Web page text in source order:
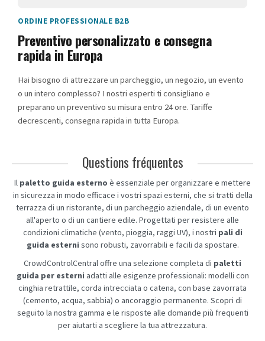
ORDINE PROFESSIONALE B2B
Preventivo personalizzato e consegna
rapida in Europa
Hai bisogno di attrezzare un parcheggio, un negozio, un evento
o un intero complesso? I nostri esperti ti consigliano e
preparano un preventivo su misura entro 24 ore. Tariffe
decrescenti, consegna rapida in tutta Europa.
Questions fréquentes
Il paletto guida esterno è essenziale per organizzare e mettere
in sicurezza in modo efficace i vostri spazi esterni, che si tratti della
terrazza di un ristorante, di un parcheggio aziendale, di un evento
all'aperto o di un cantiere edile. Progettati per resistere alle
condizioni climatiche (vento, pioggia, raggi UV), i nostri pali di
guida esterni sono robusti, zavorrabili e facili da spostare.
CrowdControlCentral offre una selezione completa di paletti
guida per esterni adatti alle esigenze professionali: modelli con
cinghia retrattile, corda intrecciata o catena, con base zavorrata
(cemento, acqua, sabbia) o ancoraggio permanente. Scopri di
seguito la nostra gamma e le risposte alle domande più frequenti
per aiutarti a scegliere la tua attrezzatura.